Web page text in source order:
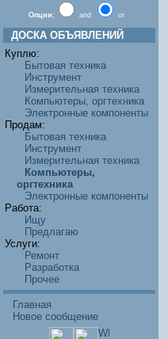
Опции: and or
ДОСКА ОБЪЯВЛЕНИЙ
Куплю:
Бытовая техника
Инструмент
Измерительная техника
Компьютеры, оргтехника
Электронные компоненты
Продам:
Бытовая техника
Инструмент
Измерительная техника
Компьютеры,
оргтехника
Электронные компоненты
Работа:
Ищу
Предлагаю
Услуги:
Ремонт
Разработка
Прочее
Главная
Новое сообщение